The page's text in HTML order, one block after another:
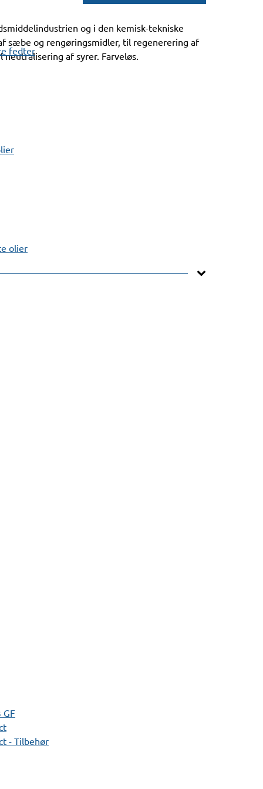
fedter
olier
GF
- Tilbehør
og i den kemisk-tekniske
sæbe og rengøringsmidler, til regenerering af
af syrer. Farveløs.